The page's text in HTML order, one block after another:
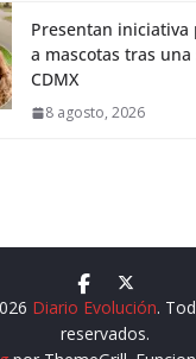
Presentan
a mascotas tras
CDMX
8 agosto, 2026
Diario Evolución.
reservados.